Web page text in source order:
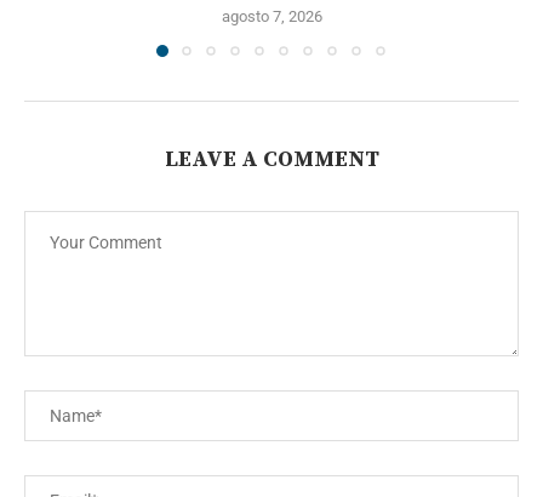
agosto 7, 2026
LEAVE A COMMENT